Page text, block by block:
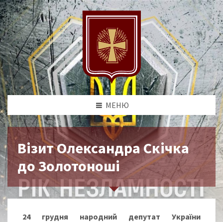
МЕНЮ
Візит Олександра Скічка
до Золотоноші
24 грудня народний депутат України